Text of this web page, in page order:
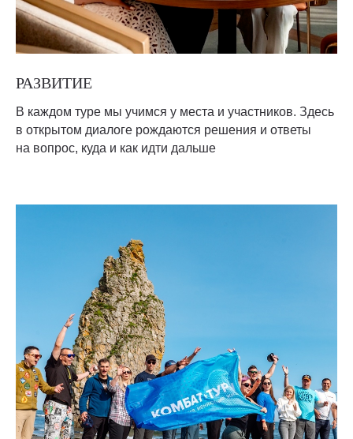
РАЗВИТИЕ
В каждом туре мы учимся у места и участников. Здесь
в открытом диалоге рождаются решения и ответы
на вопрос, куда и как идти дальше